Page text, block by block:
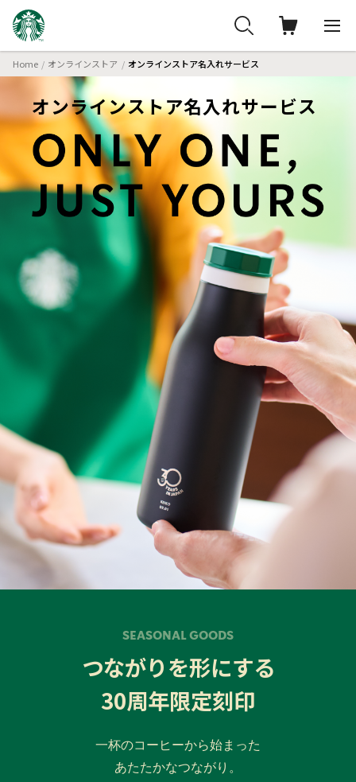
Home オンラインストア オンラインストア名入れサービス
オンラインストア名入れサービス
SEASONAL GOODS
つながりを形にする
30周年限定刻印
一杯のコーヒーから始まった
あたたかなつながり。